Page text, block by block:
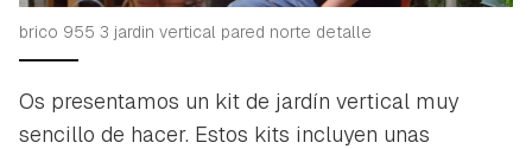
brico 955 3 jardin vertical pared norte detalle
Os presentamos un kit de jardín vertical muy
sencillo de hacer. Estos kits incluyen unas